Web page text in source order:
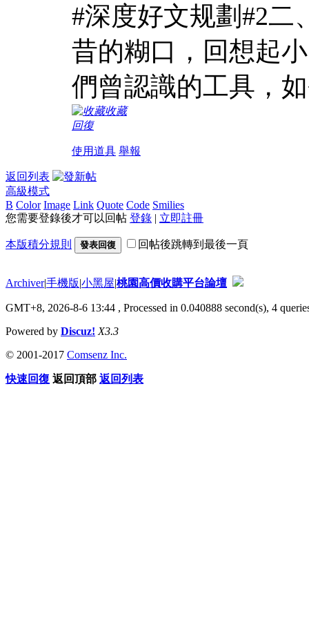
#深度好文规劃#2二
昔的糊口，回想起
們曾認識的工具，
收藏
回復
使用道具 舉報
返回列表
高級模式
B Color Image Link Quote Code Smilies
您需要登錄後才可以回帖 登錄 | 立即註冊
本版積分規則 發表回復 回帖後跳轉到最後一頁
Archiver|手機版|小黑屋|桃園高價收購平台論壇
GMT+8, 2026-8-6 13:44 , Processed in 0.040888 second(s), 4
Powered by Discuz! X3.3
© 2001-2017 Comsenz Inc.
快速回復 返回頂部 返回列表